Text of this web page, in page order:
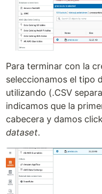
Para terminar con la
seleccionamos el tipo
utilizando (.CSV
indicamos que la
cabecera y damos
dataset.